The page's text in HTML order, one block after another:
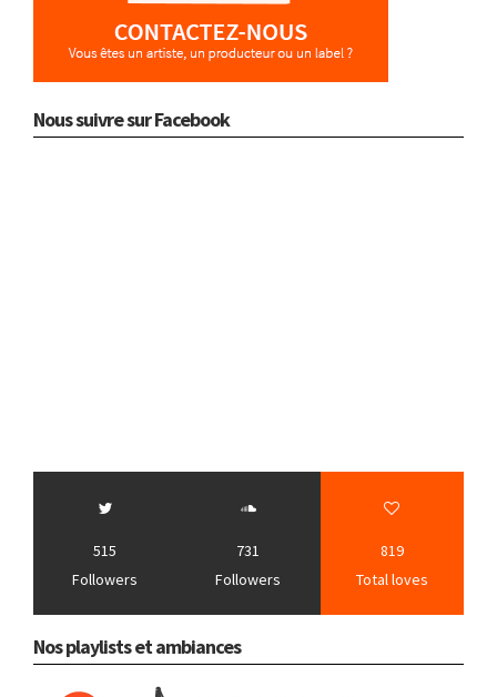
Nous suivre sur Facebook
515
Followers
731
Followers
819
Total loves
Nos playlists et ambiances